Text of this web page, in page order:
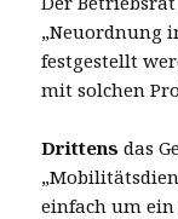
„Neuordnung
festgestellt
mit solchen
Drittens das
einfach um